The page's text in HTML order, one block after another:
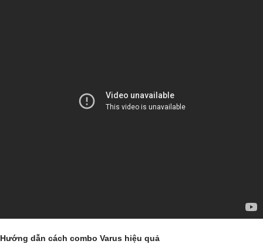
Hướng dẫn cách combo Varus hiệu quả